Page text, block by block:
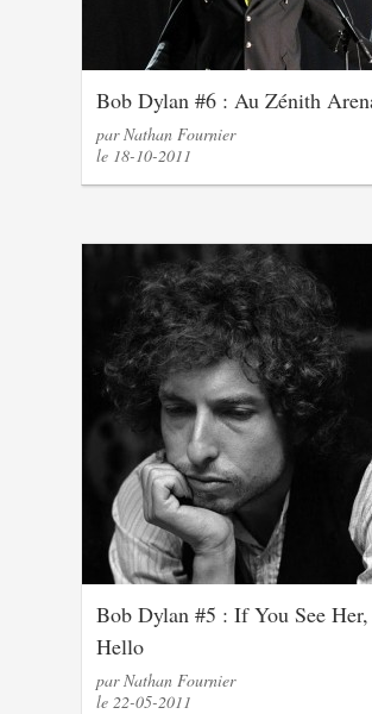
Bob Dylan #6 : Au Zénith
par Nathan Fournier
le 18-10-2011
Bob Dylan #5 : If You See Her,
Hello
par Nathan Fournier
le 22-05-2011